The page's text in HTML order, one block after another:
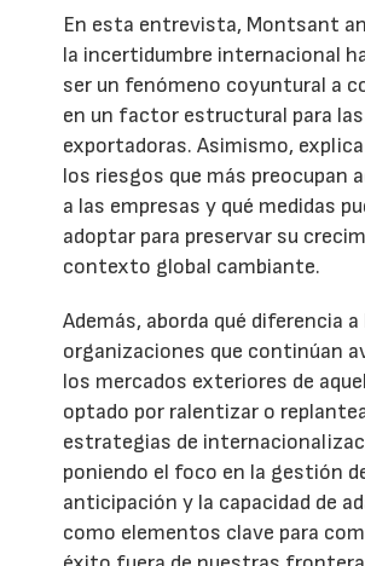
En esta entrevista, Montsant
la incertidumbre internacional
ser un fenómeno coyuntural a
en un factor estructural para
exportadoras. Asimismo,
los riesgos que más preocupan
a las empresas y qué medidas
adoptar para preservar su
contexto global cambiante.
Además, aborda qué diferencia a
organizaciones que continúan
los mercados exteriores de
optado por ralentizar o
estrategias de
poniendo el foco en la gestión
anticipación y la capacidad de
como elementos clave para